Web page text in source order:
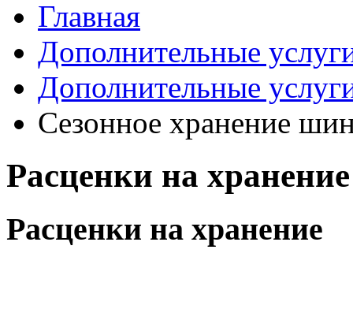
Главная
Дополнительные
Дополнительные
Сезонное хранение
Расценки на хранение
Расценки на хранение